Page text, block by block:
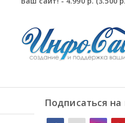
Подписаться на